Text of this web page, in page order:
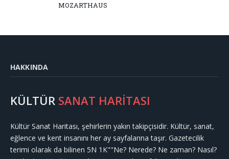
MOZARTHAUS
HAKKINDA
KÜLTÜR SANAT HARİTASI
Kültür Sanat Haritası, şehirlerin yakın takipçisidir. Kültür, sanat,
eğlence ve kent insanını her ay sayfalarına taşır. Gazetecilik
terimi olarak da bilinen 5N 1K""Ne? Nerede? Ne zaman? Nasıl?